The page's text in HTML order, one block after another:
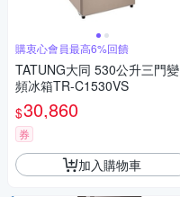
購衷心會員最高6%回饋
TATUNG大同 530公升三門變
頻冰箱TR-C1530VS
$30,860
券
加入購物車